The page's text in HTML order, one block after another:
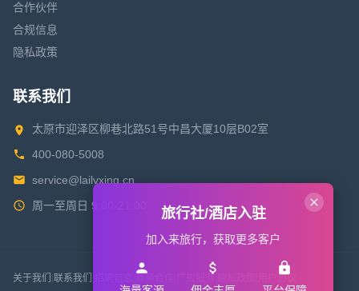
合作伙伴
合规信息
隐私政策
联系我们
太原市迎泽区柳巷北路51号中昌大厦10层B02室
400-080-5008
service@lailvxing.cn
周一至周日 9:00-21:00
关于我们 联系我们 用户协议
旅行社/酒店入驻
加入来旅行，获取更多客户